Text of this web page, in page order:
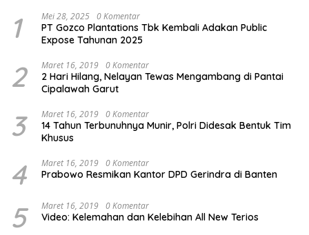
1 Mei 28, 2025 0 Komentar
PT Gozco Plantations Tbk Kembali Adakan Public
Expose Tahunan 2025
2 Maret 16, 2019 0 Komentar
2 Hari Hilang, Nelayan Tewas Mengambang di Pantai
Cipalawah Garut
3 Maret 16, 2019 0 Komentar
14 Tahun Terbunuhnya Munir, Polri Didesak Bentuk Tim
Khusus
4 Maret 16, 2019 0 Komentar
Prabowo Resmikan Kantor DPD Gerindra di Banten
5 Maret 16, 2019 0 Komentar
Video: Kelemahan dan Kelebihan All New Terios